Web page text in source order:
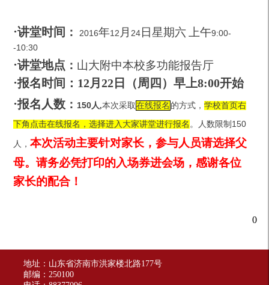
·讲堂时间 ： 2016年12 月 24日星期六 上午9:00-
-10:30
·讲堂地点 ： 山大附中本校多功能报告厅
·报名时间：12月22日（周四）早上8:00开始
·报名人数 ： 150 人,本次采取 在线报名 的方式，学校首页右
下角点击在线报名，选择进入大家讲堂进行报名 。人数限制 150
人，本次活动主要针对家长，参与人员请选择父
母。请务必凭打印的入场券进会场，感谢各位
家长的配合！
0
地址：山东省济南市洪家楼北路177号
邮编：250100